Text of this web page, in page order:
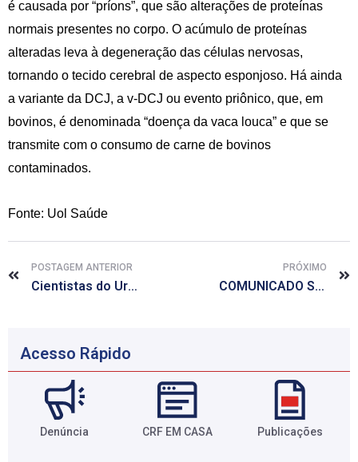
é causada por “príons”, que são alterações de proteínas
normais presentes no corpo. O acúmulo de proteínas
alteradas leva à degeneração das células nervosas,
tornando o tecido cerebral de aspecto esponjoso. Há ainda
a variante da DCJ, a v-DCJ ou evento priônico, que, em
bovinos, é denominada “doença da vaca louca” e que se
transmite com o consumo de carne de bovinos
contaminados.
Fonte: Uol Saúde
POSTAGEM ANTERIOR
Cientistas do Uruguai vão estudar influência da maconha no sono
PRÓXIMO
COMUNICADO SOBRE ANUIDADE
Acesso Rápido
Denúncia CRF EM CASA Publicações